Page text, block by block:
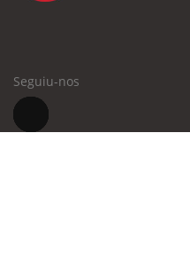
Seguiu-nos